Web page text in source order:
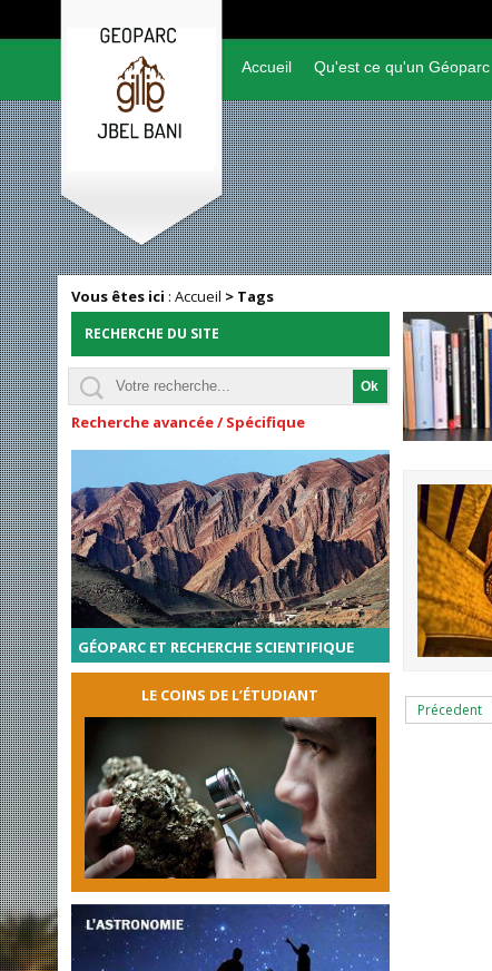
Accueil Qu'est ce qu'un Géoparc
Vous êtes ici :Accueil > Tags
Précedent
RECHERCHE DU SITE
Recherche avancée / Spécifique
GÉOPARC ET RECHERCHE SCIENTIFIQUE
LE COINS DE L’ÉTUDIANT